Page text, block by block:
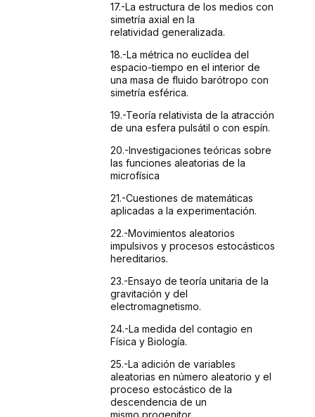
17.-La estructura de los medios con
simetría axial en la
relatividad generalizada.
18.-La métrica no euclídea del
espacio-tiempo en el interior de
una masa de fluido barótropo con
simetría esférica.
19.-Teoría relativista de la atracción
de una esfera pulsátil o con espín.
20.-Investigacionesteóricas sobre
las funciones aleatorias de la
microfísica
21.-Cuestiones de matemáticas
aplicadas a la experimentación.
22.-Movimientos aleatorios
impulsivos y procesos estocásticos
hereditarios.
23.-Ensayo de teoría unitaria de la
gravitación y del
electromagnetismo.
24.-La medida del contagio en
Física y Biología.
25.-La adición de variables
aleatorias en número aleatorio y el
proceso estocástico de la
descendencia de un